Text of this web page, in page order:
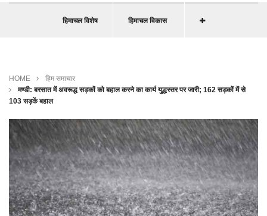
हिमाचल विशेष हिमाचल विकास
HOME
हिम समाचार
मण्डी: बरसात में अवरूद्ध सड़कों को बहाल करने का कार्य युद्धस्तर पर जारी; 162 सड़कों में से
103 सड़कें बहाल